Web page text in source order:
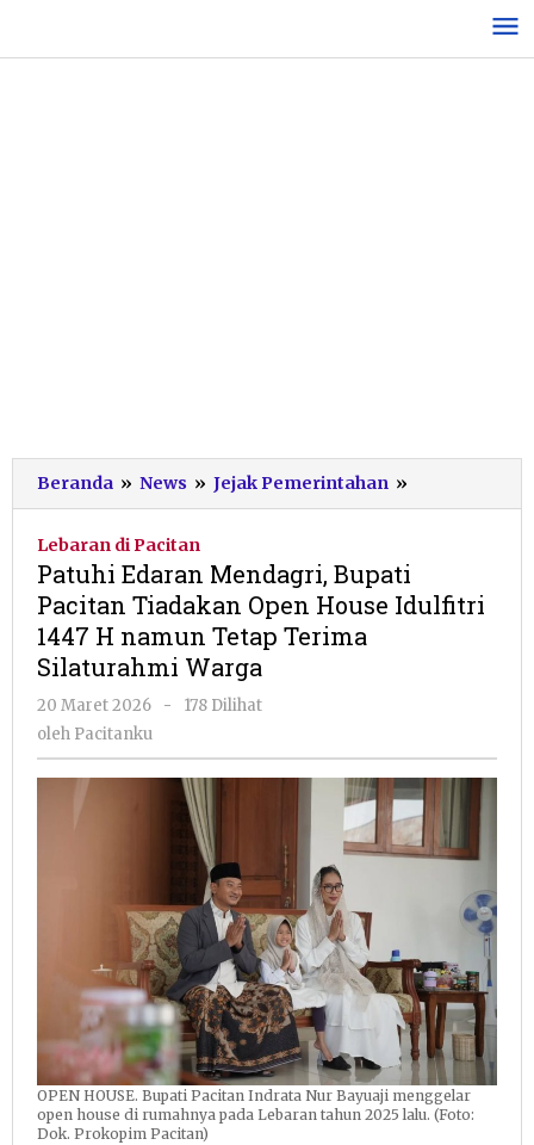
konten
Beranda » News » Jejak Pemerintahan »
Edaran
Tiadakan
namun
Tetap
Terima
Silaturahmi
Warga
Lebaran di Pacitan
Patuhi Edaran Mendagri, Bupati
Pacitan Tiadakan Open House Idulfitri
1447 H namun Tetap Terima
Silaturahmi Warga
20 Maret 2026
oleh
-
178 Dilihat
oleh Pacitanku
OPEN HOUSE. Bupati Pacitan Indrata Nur Bayuaji menggelar
open house di rumahnya pada Lebaran tahun 2025 lalu. (Foto:
Dok. Prokopim Pacitan)